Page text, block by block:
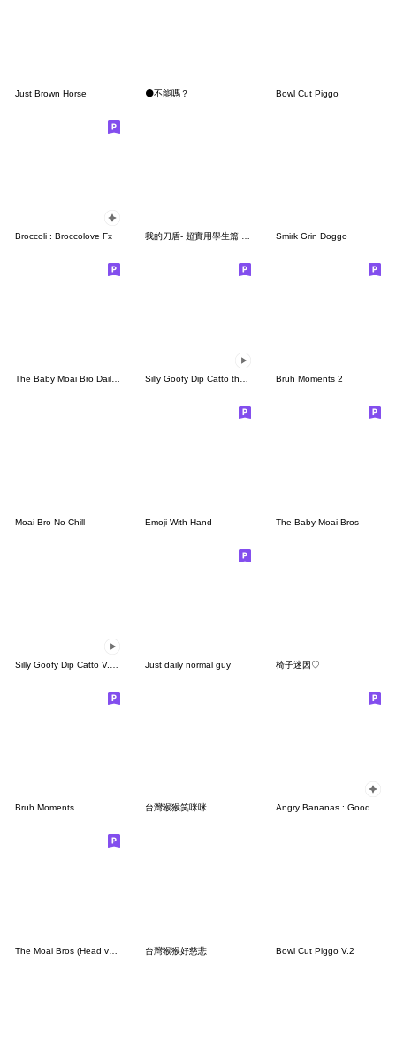
Just Brown Horse ⚫不能嗎？ Bowl Cut Piggo
Broccoli : Broccolove Fx Smirk Grin Doggo
The Baby Moai Bro Daily Life Silly Goofy Dip Catto the animated Bruh Moments 2
Moai Bro No Chill Emoji With Hand The Baby Moai Bros
Just daily normal guy 椅子迷因♡
Bruh Moments 台灣猴猴笑咪咪 Angry Bananas : Good smell Banana Fx
台灣猴猴好慈悲 Bowl Cut Piggo V.2